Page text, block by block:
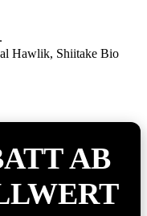
Hawlik, Shiitake Bio
AB